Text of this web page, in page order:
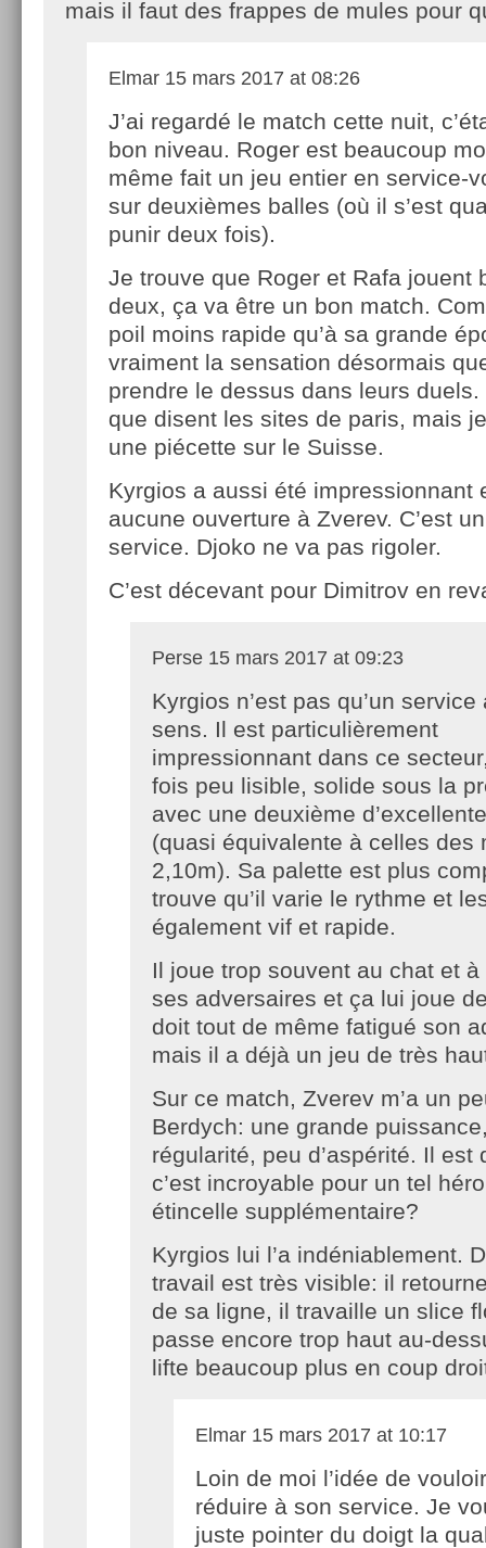
mais il faut des frappes de mules pour
Elmar 15 mars 2017 at 08:26
J’ai regardé le match cette nuit,
bon niveau. Roger est beaucoup
même fait un jeu entier en service-
sur deuxièmes balles (où il s’est
punir deux fois).
Je trouve que Roger et Rafa jouent
deux, ça va être un bon match.
poil moins rapide qu’à sa grande
vraiment la sensation désormais
prendre le dessus dans leurs
que disent les sites de paris, mais
une piécette sur le Suisse.
Kyrgios a aussi été impressionnant
aucune ouverture à Zverev. C’est
service. Djoko ne va pas rigoler.
C’est décevant pour Dimitrov en
Perse 15 mars 2017 at 09:23
Kyrgios n’est pas qu’un service
sens. Il est particulièrement
impressionnant dans ce
fois peu lisible, solide sous la
avec une deuxième
(quasi équivalente à celles des
2,10m). Sa palette est plus
trouve qu’il varie le rythme et
également vif et rapide.
Il joue trop souvent au chat et
ses adversaires et ça lui joue
doit tout de même fatigué son
mais il a déjà un jeu de très
Sur ce match, Zverev m’a un
Berdych: une grande
régularité, peu d’aspérité. Il est
c’est incroyable pour un tel
étincelle supplémentaire?
Kyrgios lui l’a indéniablement.
travail est très visible: il
de sa ligne, il travaille un slice
passe encore trop haut au-
lifte beaucoup plus en coup
Elmar 15 mars 2017 at 10:17
Loin de moi l’idée de
réduire à son service. Je
juste pointer du doigt la